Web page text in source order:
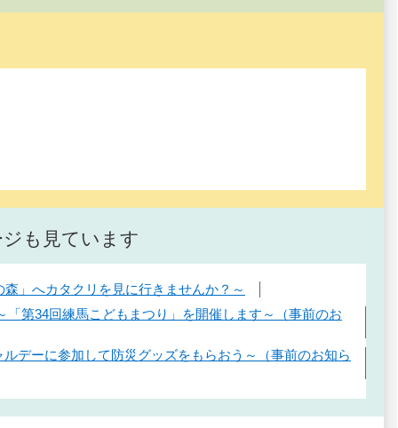
も見ています
」へカタクリを見に行きませんか？～
第34回練馬こどもまつり」を開催します～（事前のお
デーに参加して防災グッズをもらおう～（事前のお知ら